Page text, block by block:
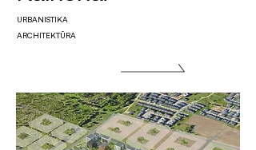
URBANISTIKA
ARCHITEKTŪRA